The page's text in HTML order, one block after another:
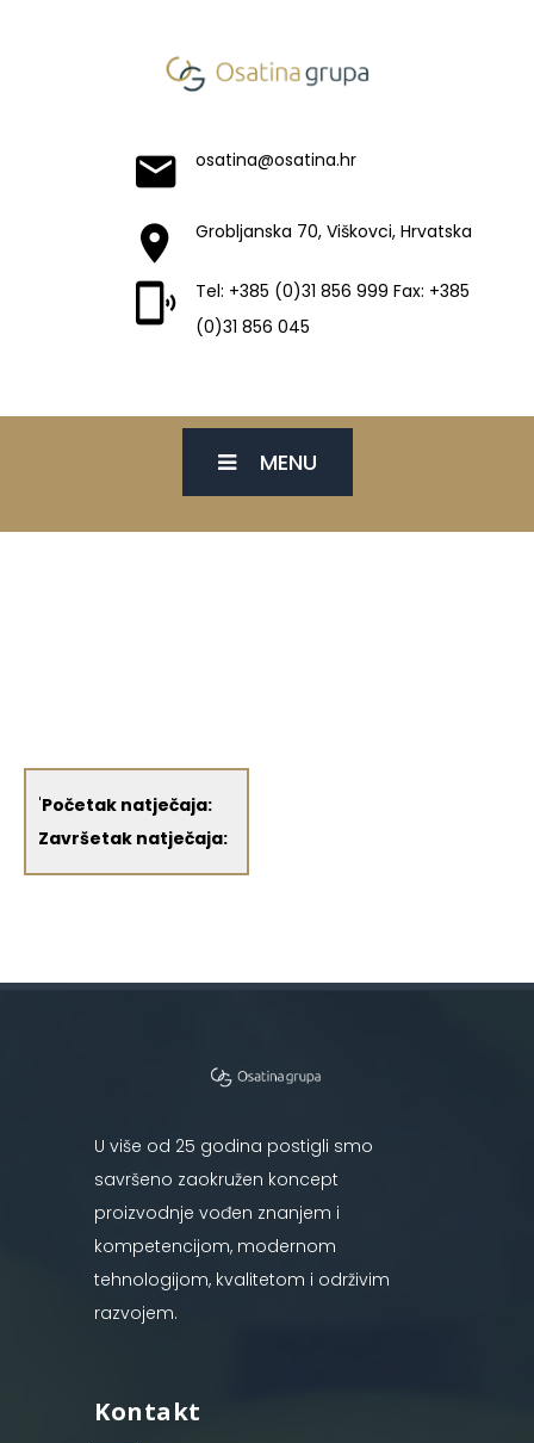
osatina@osatina.hr
Grobljanska 70, Viškovci, Hrvatska
Tel: +385 (0)31 856 999 Fax: +385
(0)31 856 045
MENU
'Početak natječaja:
Završetak natječaja:
U više od 25 godina postigli smo
savršeno zaokružen koncept
proizvodnje vođen znanjem i
kompetencijom, modernom
tehnologijom, kvalitetom i održivim
razvojem.
Kontakt